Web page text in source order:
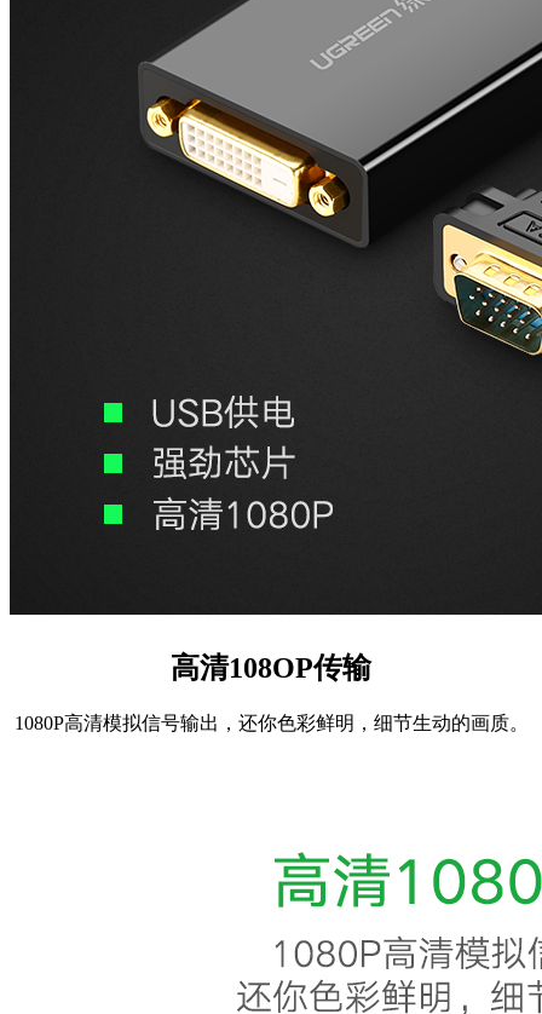
高清108OP传输
1080P高清模拟信号输出，还你色彩鲜明，细节生动的画质。